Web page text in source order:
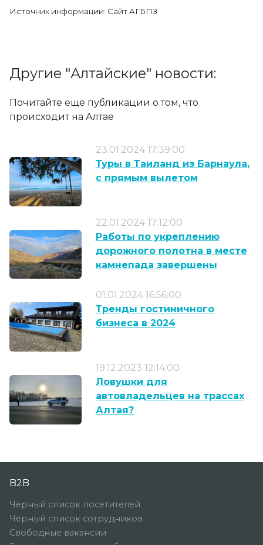
Источник информации: Сайт АГБПЗ
Другие "Алтайские" новости:
Почитайте ещё публикации о том, что
происходит на Алтае
23.01.2024 17:39:00
Туры в Таиланд из Барнаула,
с прямым вылетом
22.01.2024 17:12:00
Работы по укреплению
дорожного полотна в месте
камнепада завершены
01.01.2024 16:56:00
Тренды гостиничного
бизнеса в 2024
19.12.2023 12:14:00
Ловушки для
автовладельцев на трассах
Алтая?
B2B
Чёрный список посетителей
Чёрный список сотрудников
Свободные вакансии